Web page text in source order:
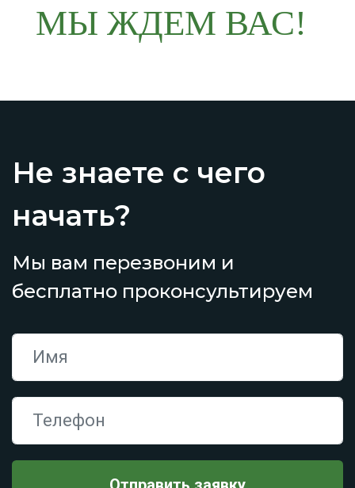
МЫ ЖДЕМ ВАС!
Не знаете с чего
начать?
Мы вам перезвоним и
бесплатно проконсультируем